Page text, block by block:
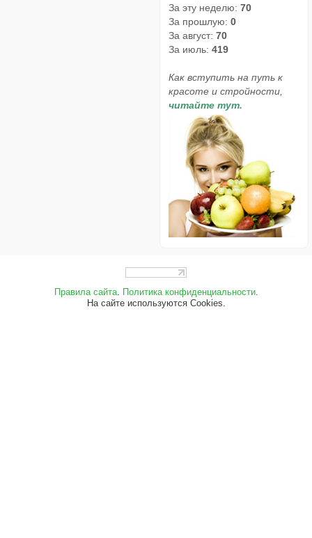
За эту неделю: 70
За прошлую: 0
За август: 70
За июль: 419
Как вступить на путь к
красоте и стройности,
читайте тут.
Правила сайта. Политика конфиденциальности.
На сайте используются Cookies.